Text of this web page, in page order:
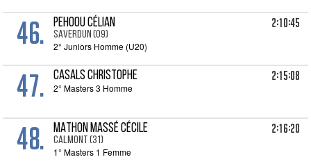
46. PEHOOU Célian
SAVERDUN (09)
2° Juniors Homme (U20)
2:10:45
47. CASALS Christophe
2° Masters 3 Homme
2:15:08
48. MATHON MASSÉ Cécile
CALMONT (31)
1° Masters 1 Femme
2:16:20